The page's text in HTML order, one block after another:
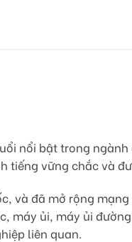
nổi bật trong
tiếng vững chắc và
và đã mở rộng
máy ủi, máy ủi
liên quan.